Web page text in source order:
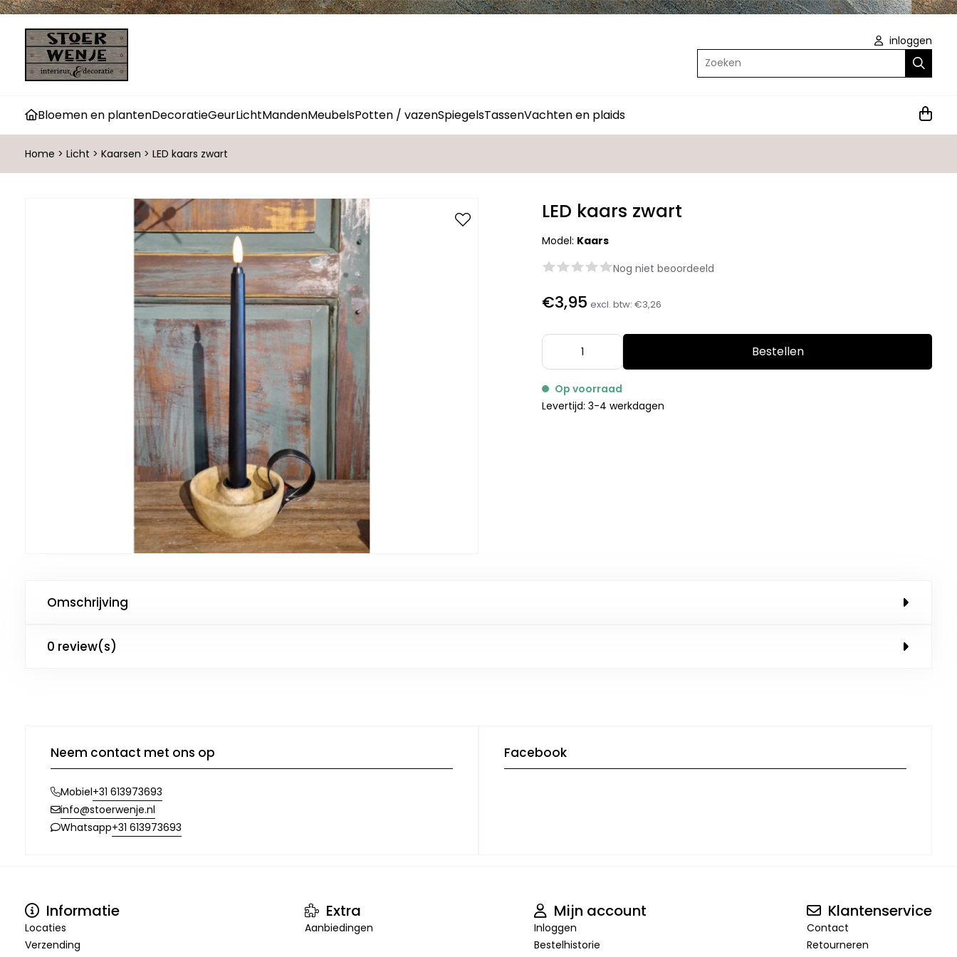
inloggen
Zoeken
Bloemen en plantenDecoratieGeurLichtMandenMeubelsPotten / vazenSpiegelsTassenVachten en plaids
Home > Licht > Kaarsen > LED kaars zwart
LED kaars zwart
Model: Kaars
Nog niet beoordeeld
€3,95 excl. btw:€3,26
Bestellen
Op voorraad
Levertijd: 3-4 werkdagen
Omschrijving
0 review(s)
Neem contact met ons op
Mobiel+31 613973693
info@stoerwenje.nl
Whatsapp+31 613973693
Facebook
Informatie
Locaties
Verzending
Extra
Aanbiedingen
Mijn account
Inloggen
Bestelhistorie
Klantenservice
Contact
Retourneren